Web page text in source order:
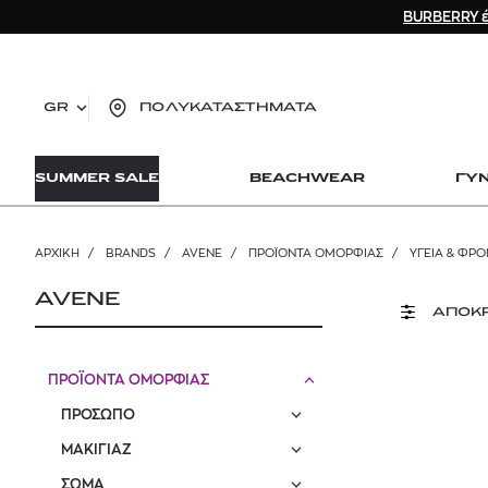
GR ΠΟΛΥΚΑΤΑΣΤΗΜΑΤΑ
SUMMER SALE BEACHWEAR
ΑΡΧΙΚΉ / BRANDS / AVENE / ΠΡΟΪΟΝΤΑ ΟΜΟΡΦΙΑΣ / ΥΓΕΙΑ &
AVENE
ΠΡΟΪΟΝΤΑ ΟΜΟΡΦΙΑΣ
ΠΡΟΣΩΠΟ
ΜΑΚΙΓΙΑΖ
ΣΩΜΑ